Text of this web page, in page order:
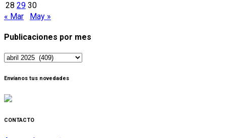
28 29 30
« Mar
May »
Publicaciones por mes
Publicaciones
mes
Envíanos tus novedades
CONTACTO